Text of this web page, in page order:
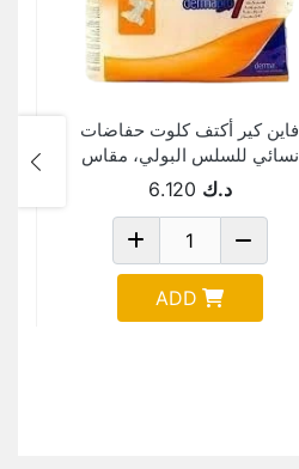
فاين كير أكتف كلوت حفاضات
نسائي للسلس البولي، مقاس
وسط 12 حد.ك 6.120
ADD